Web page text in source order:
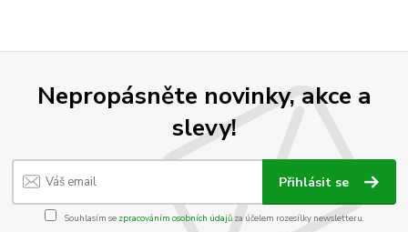
Nepropásněte novinky, akce a
slevy!
Přihlásit se
Souhlasím se zpracováním osobních údajůza účelem rozesílky newsletteru.